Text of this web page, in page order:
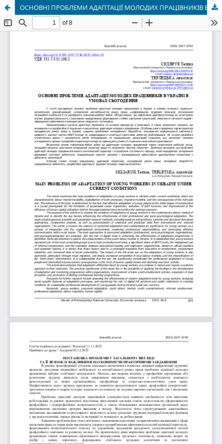
ОСНОВНІ ПРОБЛЕМИ АДАПТАЦІЇ МОЛОДИХ ПРАЦІВНИКІВ В УКРАЇНІ В УМОВАХ СЬОГОДЕННЯ